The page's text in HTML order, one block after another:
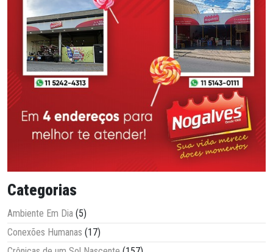
Categorias
Ambiente Em Dia (5)
Conexões Humanas (17)